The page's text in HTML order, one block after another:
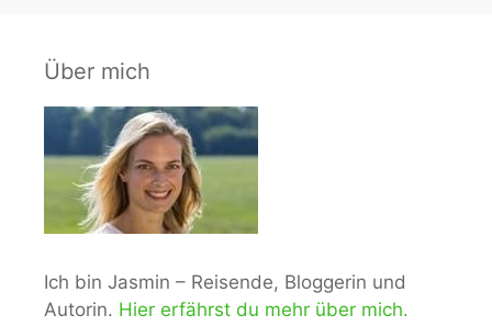
Über mich
Ich bin Jasmin – Reisende, Bloggerin und
Autorin. Hier erfährst du mehr über mich.